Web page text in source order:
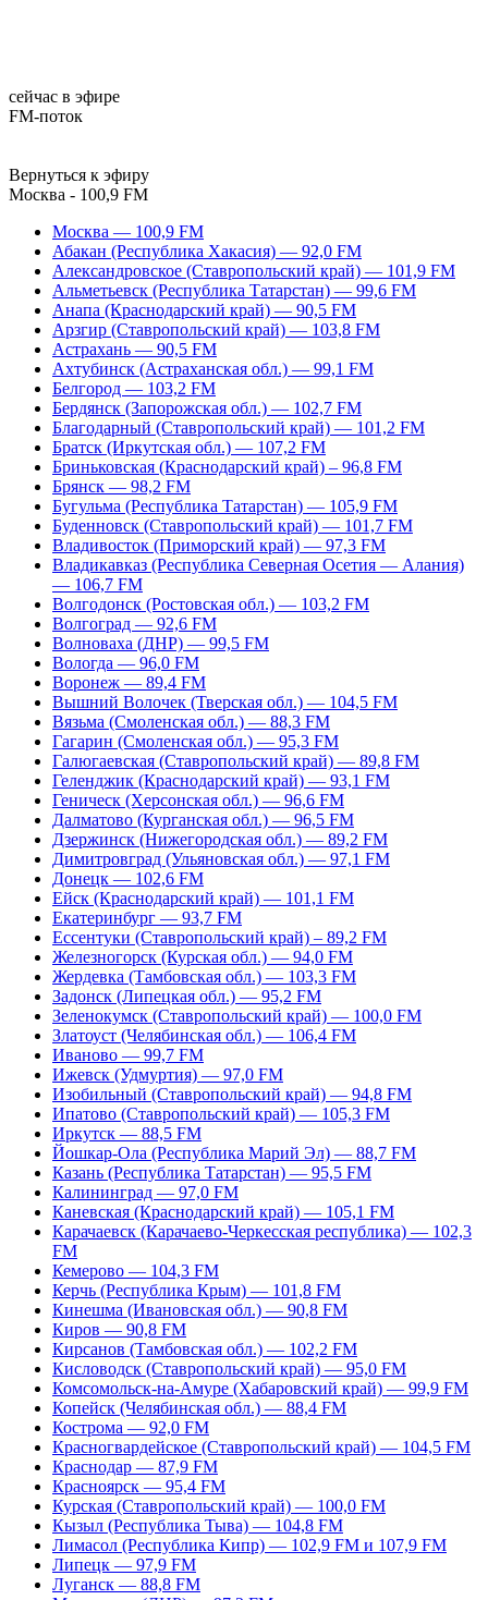
сейчас в эфире
FM-поток
Вернуться к эфиру
Москва - 100,9 FM
Москва — 100,9 FM
Абакан (Республика Хакасия) — 92,0 FM
Александровское (Ставропольский край) — 101,9 FM
Альметьевск (Республика Татарстан) — 99,6 FM
Анапа (Краснодарский край) — 90,5 FM
Арзгир (Ставропольский край) — 103,8 FM
Астрахань — 90,5 FM
Ахтубинск (Астраханская обл.) — 99,1 FM
Белгород — 103,2 FM
Бердянск (Запорожская обл.) — 102,7 FM
Благодарный (Ставропольский край) — 101,2 FM
Братск (Иркутская обл.) — 107,2 FM
Бриньковская (Краснодарский край) – 96,8 FM
Брянск — 98,2 FM
Бугульма (Республика Татарстан) — 105,9 FM
Буденновск (Ставропольский край) — 101,7 FM
Владивосток (Приморский край) — 97,3 FM
Владикавказ (Республика Северная Осетия — Алания)
— 106,7 FM
Волгодонск (Ростовская обл.) — 103,2 FM
Волгоград — 92,6 FM
Волноваха (ДНР) — 99,5 FM
Вологда — 96,0 FM
Воронеж — 89,4 FM
Вышний Волочек (Тверская обл.) — 104,5 FM
Вязьма (Смоленская обл.) — 88,3 FM
Гагарин (Смоленская обл.) — 95,3 FM
Галюгаевская (Ставропольский край) — 89,8 FM
Геленджик (Краснодарский край) — 93,1 FM
Геническ (Херсонская обл.) — 96,6 FM
Далматово (Курганская обл.) — 96,5 FM
Дзержинск (Нижегородская обл.) — 89,2 FM
Димитровград (Ульяновская обл.) — 97,1 FM
Донецк — 102,6 FM
Ейск (Краснодарский край) — 101,1 FM
Екатеринбург — 93,7 FM
Ессентуки (Ставропольский край) – 89,2 FM
Железногорск (Курская обл.) — 94,0 FM
Жердевка (Тамбовская обл.) — 103,3 FM
Задонск (Липецкая обл.) — 95,2 FM
Зеленокумск (Ставропольский край) — 100,0 FM
Златоуст (Челябинская обл.) — 106,4 FM
Иваново — 99,7 FM
Ижевск (Удмуртия) — 97,0 FM
Изобильный (Ставропольский край) — 94,8 FM
Ипатово (Ставропольский край) — 105,3 FM
Иркутск — 88,5 FM
Йошкар-Ола (Республика Марий Эл) — 88,7 FM
Казань (Республика Татарстан) — 95,5 FM
Калининград — 97,0 FM
Каневская (Краснодарский край) — 105,1 FM
Карачаевск (Карачаево-Черкесская республика) — 102,3
FM
Кемерово — 104,3 FM
Керчь (Республика Крым) — 101,8 FM
Кинешма (Ивановская обл.) — 90,8 FM
Киров — 90,8 FM
Кирсанов (Тамбовская обл.) — 102,2 FM
Кисловодск (Ставропольский край) — 95,0 FM
Комсомольск-на-Амуре (Хабаровский край) — 99,9 FM
Копейск (Челябинская обл.) — 88,4 FM
Кострома — 92,0 FM
Красногвардейское (Ставропольский край) — 104,5 FM
Краснодар — 87,9 FM
Красноярск — 95,4 FM
Курская (Ставропольский край) — 100,0 FM
Кызыл (Республика Тыва) — 104,8 FM
Лимасол (Республика Кипр) — 102,9 FM и 107,9 FM
Липецк — 97,9 FM
Луганск — 88,8 FM